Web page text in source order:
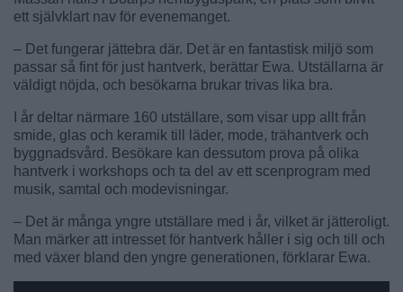
ett självklart nav för evenemanget.
– Det fungerar jättebra där. Det är en fantastisk miljö som
passar så fint för just hantverk, berättar Ewa. Utställarna är
väldigt nöjda, och besökarna brukar trivas lika bra.
I år deltar närmare 160 utställare, som visar upp allt från
smide, glas och keramik till läder, mode, trähantverk och
byggnadsvård. Besökare kan dessutom prova på olika
hantverk i workshops och ta del av ett scenprogram med
musik, samtal och modevisningar.
– Det är många yngre utställare med i år, vilket är jätteroligt.
Man märker att intresset för hantverk håller i sig och till och
med växer bland den yngre generationen, förklarar Ewa.